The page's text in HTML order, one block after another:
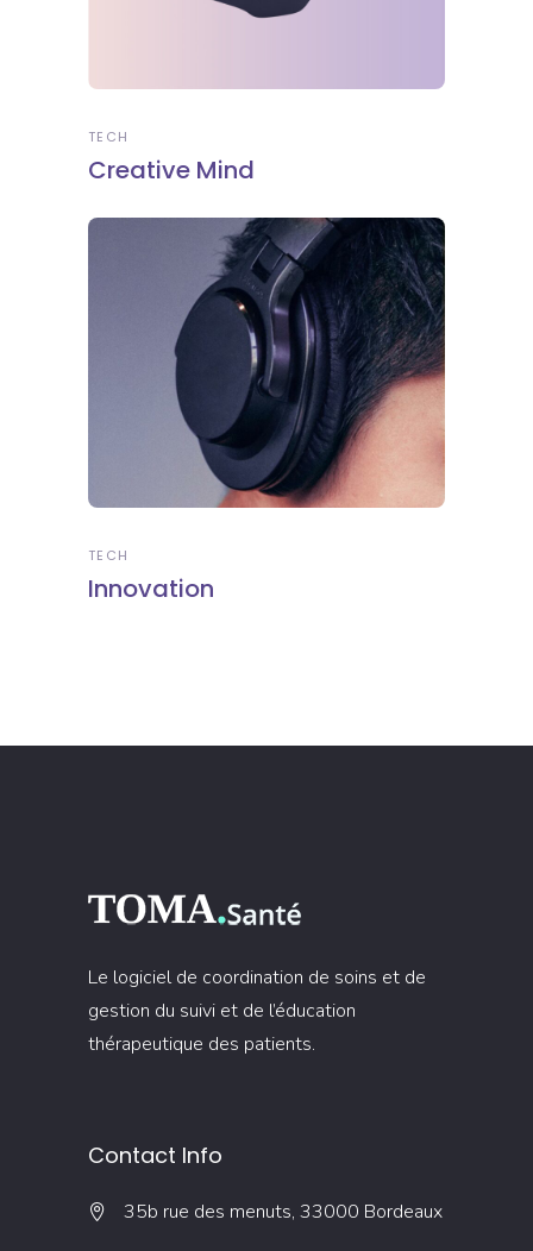
TECH
Creative Mind
TECH
Innovation
Le logiciel de coordination de soins et de
gestion du suivi et de l’éducation
thérapeutique des patients.
Contact Info
35b rue des menuts, 33000 Bordeaux